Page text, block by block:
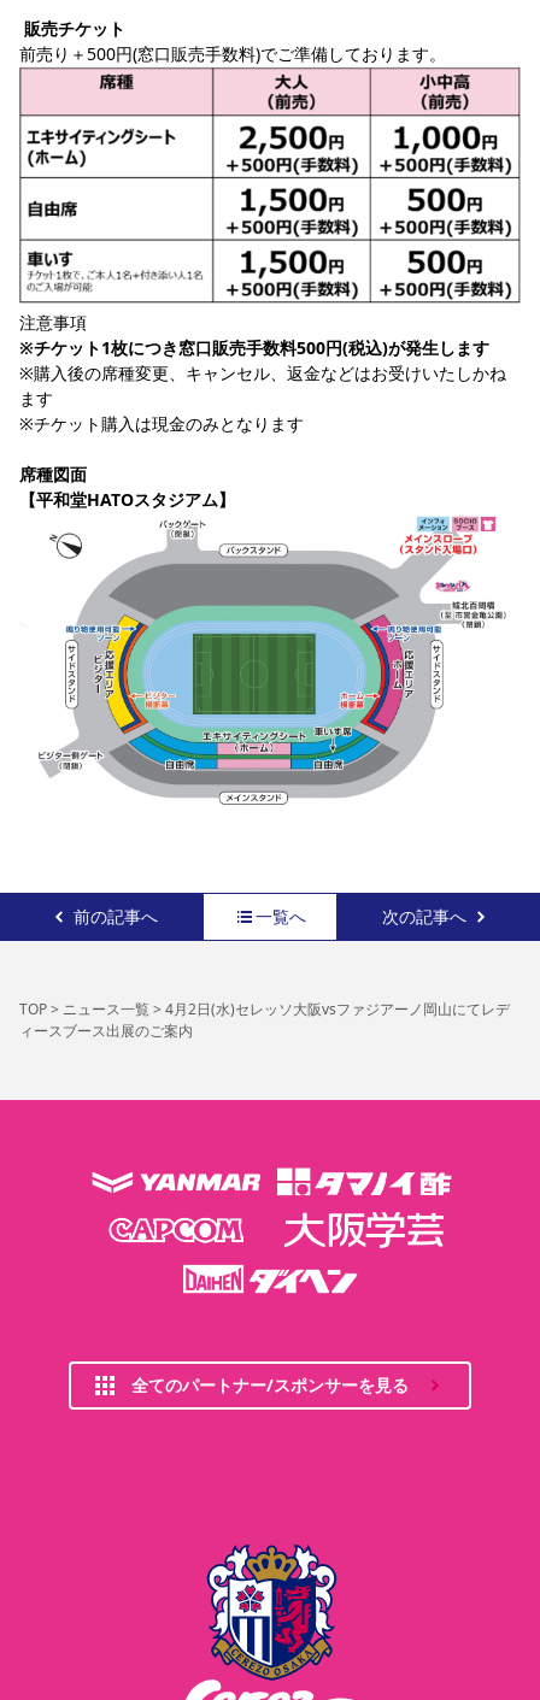
販売チケット
前売り＋500円(窓口販売手数料)でご準備しております。
注意事項
※チケット1枚につき窓口販売手数料500円(税込)が発生します
※購入後の席種変更、キャンセル、返金などはお受けいたしかね
ます
※チケット購入は現金のみとなります
席種図面
【平和堂HATOスタジアム】
前の記事へ 一覧へ 次の記事へ
TOP> ニュース一覧> 4月2日(水)セレッソ大阪vsファジアーノ岡山にてレデ
ィースブース出展のご案内
全てのパートナー/スポンサーを見る